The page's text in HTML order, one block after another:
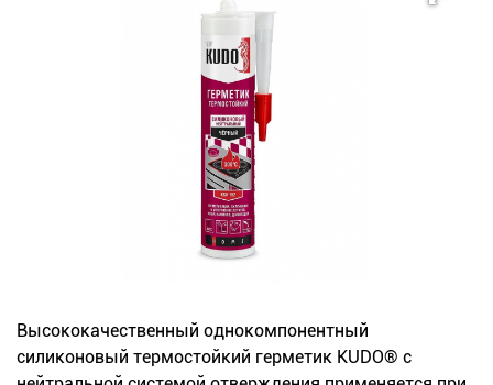
+7
Высококачественный однокомпонентный
силиконовый термостойкий герметик KUDO® с